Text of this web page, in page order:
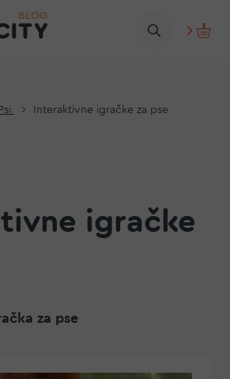
Psi Interaktivne igračke za pse
igračke
za pse